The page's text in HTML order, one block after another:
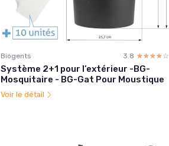
Biogents 3.8 ☆☆☆☆☆
★★★★★
Système 2+1 pour l’extérieur -BG-
Mosquitaire - BG-Gat Pour Moustique
Voir le détail